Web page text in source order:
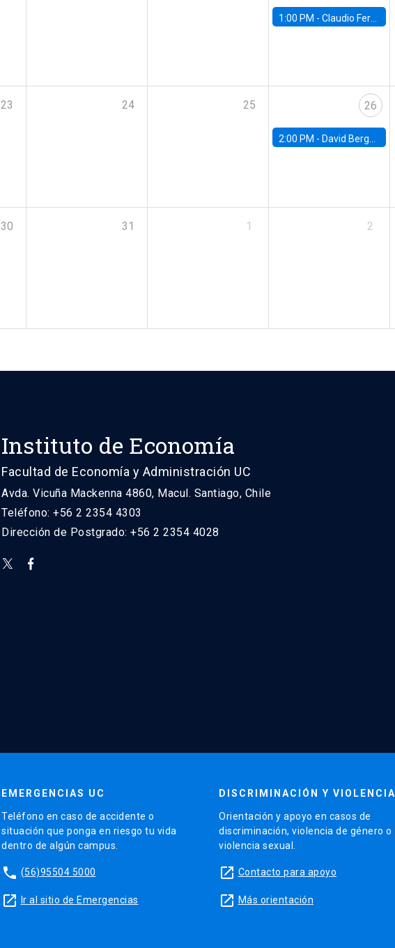
1:00 PM - Claudio Ferraz, British Columbia
23 24 25 26
2:00 PM - David Berger, Duke
30 31 1 2
Instituto de Economía
Facultad de Economía y Administración UC
Avda. Vicuña Mackenna 4860, Macul. Santiago, Chile
Teléfono: +56 2 2354 4303
Dirección de Postgrado: +56 2 2354 4028
EMERGENCIAS UC
Teléfono en caso de accidente o
situación que ponga en riesgo tu vida
dentro de algún campus.
phone (56)95504 5000
launch Ir al sitio de Emergencias
DISCRIMINACIÓN Y VIOLENCIA
Orientación y apoyo en casos de
discriminación, violencia de género o
violencia sexual.
launch Contacto para apoyo
launch Más orientación